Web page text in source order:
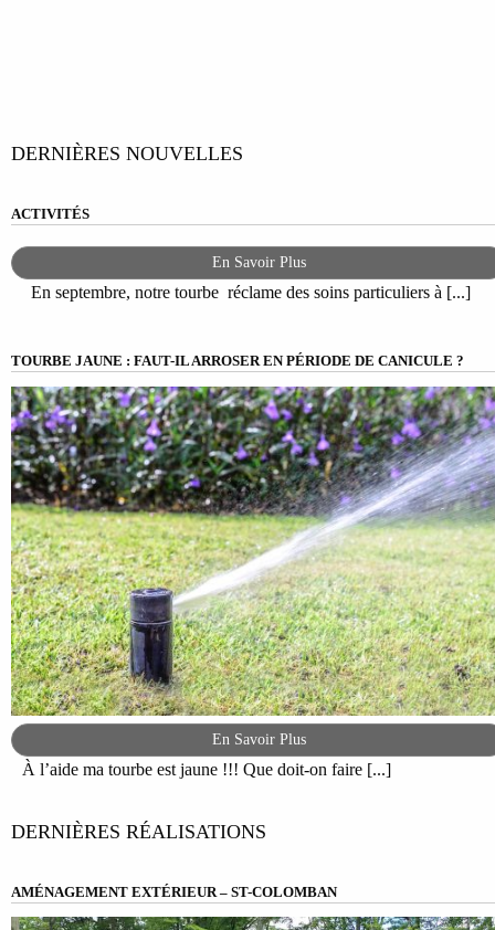
DERNIÈRES NOUVELLES
ACTIVITÉS
En Savoir Plus
En septembre, notre tourbe réclame des soins particuliers à [...]
TOURBE JAUNE : FAUT-IL ARROSER EN PÉRIODE DE CANICULE ?
En Savoir Plus
À l’aide ma tourbe est jaune !!! Que doit-on faire [...]
DERNIÈRES RÉALISATIONS
AMÉNAGEMENT EXTÉRIEUR – ST-COLOMBAN